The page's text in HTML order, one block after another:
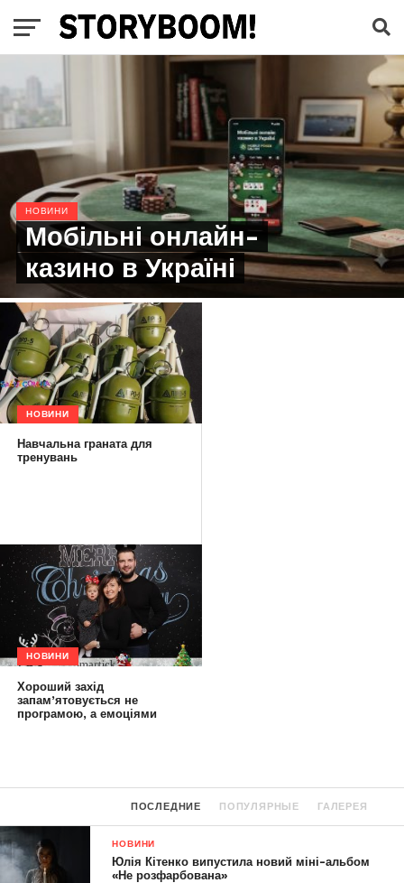
НОВИНИ
Мобільні онлайн-
казино в Україні
НОВИНИ
Навчальна граната для
тренувань
НОВИНИ
Хороший захід
запам’ятовується не
програмою, а емоціями
ПОСЛЕДНИЕ ПОПУЛЯРНЫЕ ГАЛЕРЕЯ
НОВИНИ
Юлія Кітенко випустила новий міні-альбом
«Не розфарбована»